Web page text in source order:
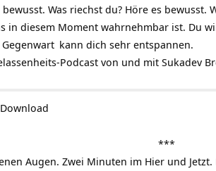
Was riechst du? Höre es bewusst.
in diesem Moment wahrnehmbar ist. Du
Gegenwart kann dich sehr entspannen.
Podcast von und mit Sukadev
Download
***
Augen. Zwei Minuten im Hier und